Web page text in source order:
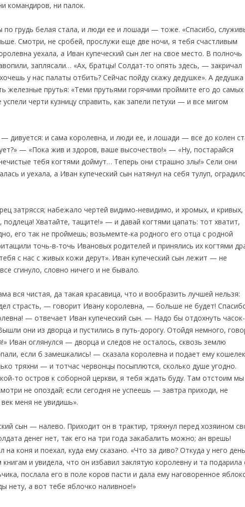
командиров, ни палок.
грудь белая стала, и люди ее и лошади — тоже. «Спасибо,
Смотри, не сробей, прослужи еще две ночи, я тебя счастливым
уехала, а Иван купеческий сын лег на свое место. В полночь
заплясали… «Ах, братцы! Солдат-то опять здесь, — закричал
у нас палаты отбить? Сейчас пойду скажу дедушке». А дедушка
железные прутья: «Теми прутьями горячими проймите его до самых
черти кузницу справить, как запели петухи — и все мигом
дивуется: и сама королевна, и люди ее, и лошади — все до колен
— «Пока жив и здоров, ваше высочество!» — «Ну, постарайся
тебя когтями доймут… Теперь они страшно злы!» Сели они
и уехала, а Иван купеческий сын натянул на себя тулуп,
затрясся; набежало чертей видимо-невидимо, и хромых, и кривых,
подлеца! Хватайте, тащите!» — и давай когтями цапать: тот хватит,
его так не проймешь; возьмемте-ка родного его отца с родной
точь-в-точь Ивановых родителей и принялись их когтями
с нас с живых кожи дерут». Иван купеческий сын лежит — не
сгинуло, словно ничего и не бывало.
чистая, да такая красавица, что и вообразить лучшей нельзя:
страсть, — говорит Ивану королевна, — больше не будет!
— отвечает Иван купеческий сын. — Надо бы отдохнуть часок-
они из дворца и пустились в путь-дорогу. Отойдя немного,
Иван оглянулся — дворца и следов не осталось, сквозь землю
если б замешкались! — сказала королевна и подает ему
тряхни — и тотчас червонцы посыплются, сколько душе угодно.
то остров к соборной церкви, я тебя ждать буду. Там отстоим мы
не опоздай; если сегодня не успеешь — завтра приходи, не
меня не увидишь».
сын — налево. Приходит он в трактир, тряхнул перед хозяином
денег нет, так его на три года закабалить можно; ан врешь!
коня и поехал, куда ему сказано. «Что за диво? Откуда у него
и увидела, что он избавил заклятую королевну и та подарила
послала его в поле коров пасти и дала ему наговоренное
нету, а вот тебе яблочко наливное!»